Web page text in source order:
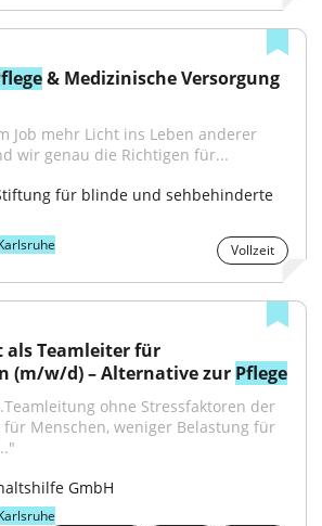
& Medizinische Versorgung
Job mehr Licht ins Leben anderer
wir genau die Richtigen für...
für blinde und sehbehinderte
Vollzeit
Teamleiter für
(m/w/d) – Alternative zur Pflege
für Menschen, weniger Belastung für
GmbH